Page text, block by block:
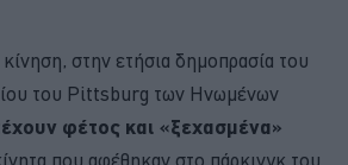
στην ετήσια δημοπρασία του
του Pittsburg των Ηνωμένων
φέτος και «ξεχασμένα»
που αφέθηκαν στο πάρκινγκ του